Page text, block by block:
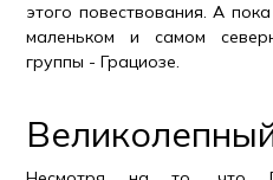
этого повествования. А
маленьком и самом
группы - Грациозе.